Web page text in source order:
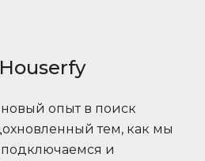
опыт в поиск
тем, как мы
и